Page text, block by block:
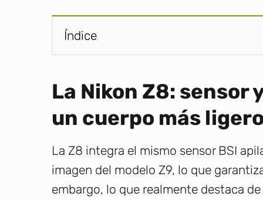
Índice
La Nikon Z8: sensor
un cuerpo más
La Z8 integra el mismo sensor BSI
imagen del modelo Z9, lo que
embargo, lo que realmente destaca